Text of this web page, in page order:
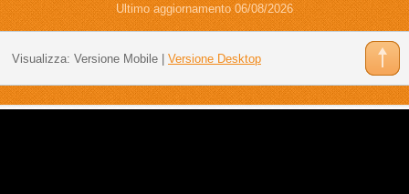
Ultimo aggiornamento 06/08/2026
Visualizza: Versione Mobile| Versione Desktop